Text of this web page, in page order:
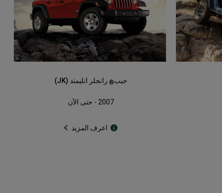
جيب® رانجلر انليمتد (JK)
2007 - حتى الآن
اعرف المزيد